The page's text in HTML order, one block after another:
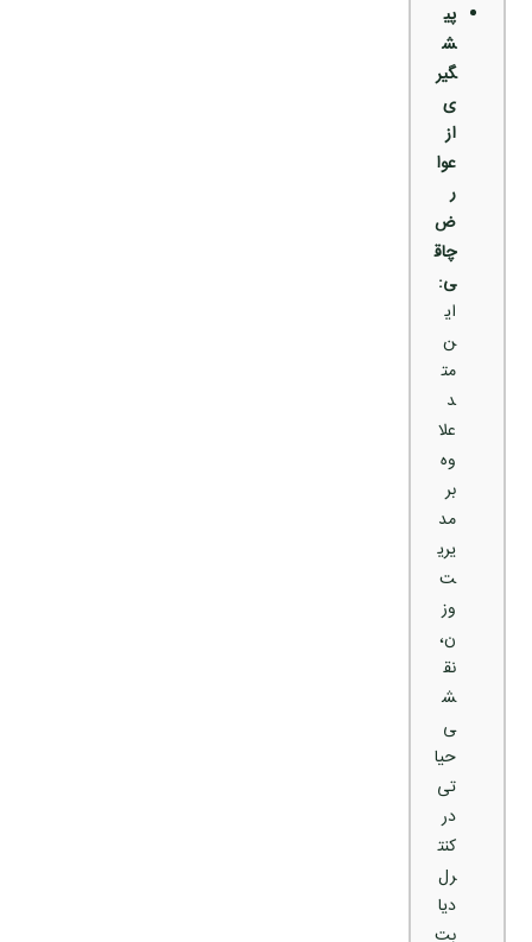
پی
ش
گیر
ی
از
عوا
ر
ض
چاق
ی:
ای
ن
مت
د
علا
وه
بر
مد
یری
ت
وز
ن،
نق
ش
ی
حیا
تی
در
کنت
رل
دیا
بت